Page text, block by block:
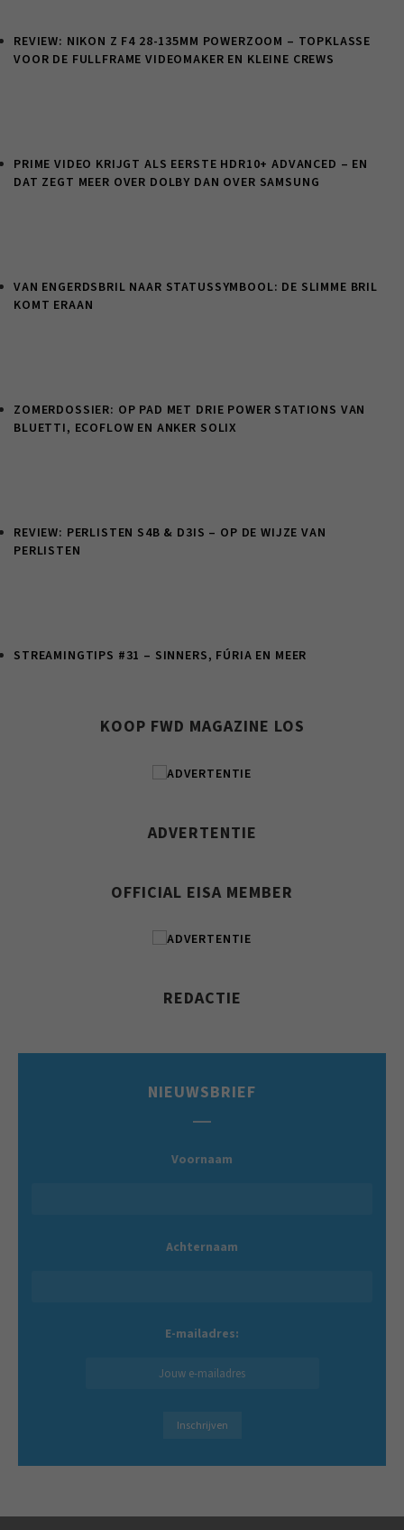
REVIEW: NIKON Z F4 28-135MM POWERZOOM – TOPKLASSE
VOOR DE FULLFRAME VIDEOMAKER EN KLEINE CREWS
PRIME VIDEO KRIJGT ALS EERSTE HDR10+ ADVANCED – EN
DAT ZEGT MEER OVER DOLBY DAN OVER SAMSUNG
VAN ENGERDSBRIL NAAR STATUSSYMBOOL: DE SLIMME BRIL
KOMT ERAAN
ZOMERDOSSIER: OP PAD MET DRIE POWER STATIONS VAN
BLUETTI, ECOFLOW EN ANKER SOLIX
REVIEW: PERLISTEN S4B & D3IS – OP DE WIJZE VAN
PERLISTEN
STREAMINGTIPS #31 – SINNERS, FÚRIA EN MEER
KOOP FWD MAGAZINE LOS
ADVERTENTIE
OFFICIAL EISA MEMBER
REDACTIE
NIEUWSBRIEF
Voornaam
Achternaam
E-mailadres: